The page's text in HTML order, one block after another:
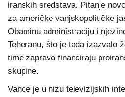
iranskih sredstava. Pitanje
za američke vanjskopolitičke
Obaminu administraciju i
Teheranu, što je tada izazvalo
time zapravo financiraju
skupine.
Vance je u nizu televizijskih